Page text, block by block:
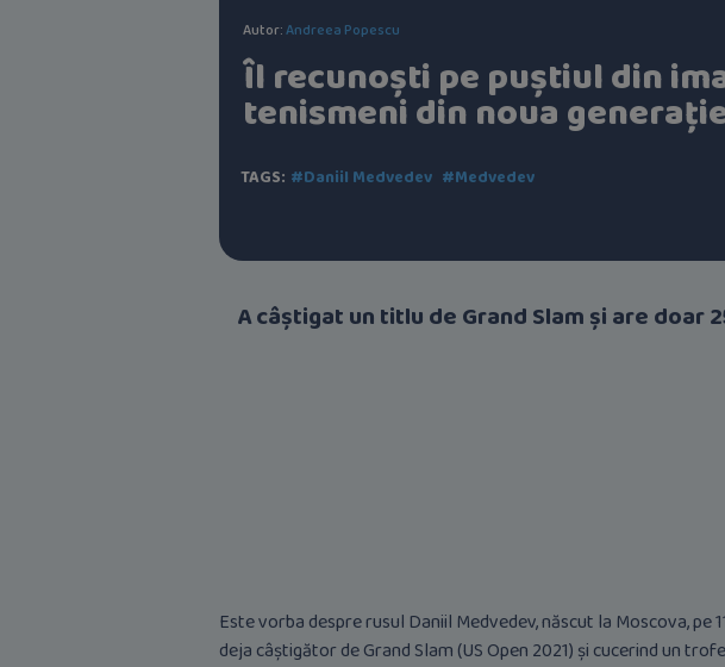
Autor:Andreea Popescu
Îl recunoști pe puștiul din
tenismeni din noua
TAGS: #Daniil Medvedev #Medvedev
A câștigat un titlu de Grand Slam și are doar
Este vorba despre rusul Daniil Medvedev, născut la Moscova,
deja câștigător de Grand Slam (US Open 2021) și cucerind un